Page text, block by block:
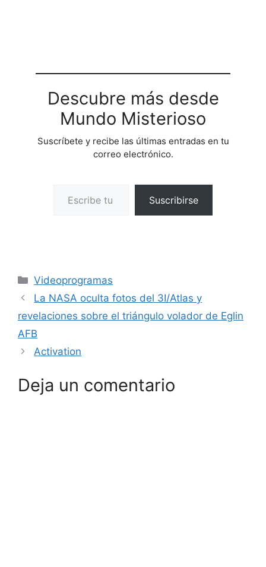
Descubre más desde
Mundo Misterioso
Suscríbete y recibe las últimas entradas en tu
correo electrónico.
Suscribirse
Categorías
Videoprogramas
La NASA oculta fotos del 3I/Atlas y
revelaciones sobre el triángulo volador de Eglin
AFB
Activation
Deja un comentario